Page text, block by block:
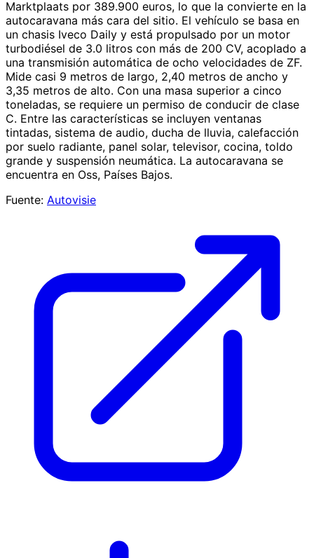
Marktplaats por 389.900 euros, lo que la convierte en la
autocaravana más cara del sitio. El vehículo se basa en
un chasis Iveco Daily y está propulsado por un motor
turbodiésel de 3.0 litros con más de 200 CV, acoplado a
una transmisión automática de ocho velocidades de ZF.
Mide casi 9 metros de largo, 2,40 metros de ancho y
3,35 metros de alto. Con una masa superior a cinco
toneladas, se requiere un permiso de conducir de clase
C. Entre las características se incluyen ventanas
tintadas, sistema de audio, ducha de lluvia, calefacción
por suelo radiante, panel solar, televisor, cocina, toldo
grande y suspensión neumática. La autocaravana se
encuentra en Oss, Países Bajos.
Fuente: Autovisie